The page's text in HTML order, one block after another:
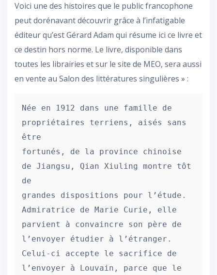
Voici une des histoires que le public francophone
peut dorénavant découvrir grâce à l’infatigable
éditeur qu’est Gérard Adam qui résume ici ce livre et
ce destin hors norme. Le livre, disponible dans
toutes les librairies et sur le site de MEO, sera aussi
en vente au Salon des littératures singulières » :
Née en 1912 dans une famille de
propriétaires terriens, aisés sans
être
fortunés, de la province chinoise
de Jiangsu, Qian Xiuling montre tôt
de
grandes dispositions pour l’étude.
Admiratrice de Marie Curie, elle
parvient à convaincre son père de
l’envoyer étudier à l’étranger.
Celui-ci accepte le sacrifice de
l’envoyer à Louvain, parce que le